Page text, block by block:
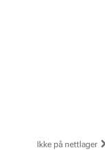
Ikke på nettlager